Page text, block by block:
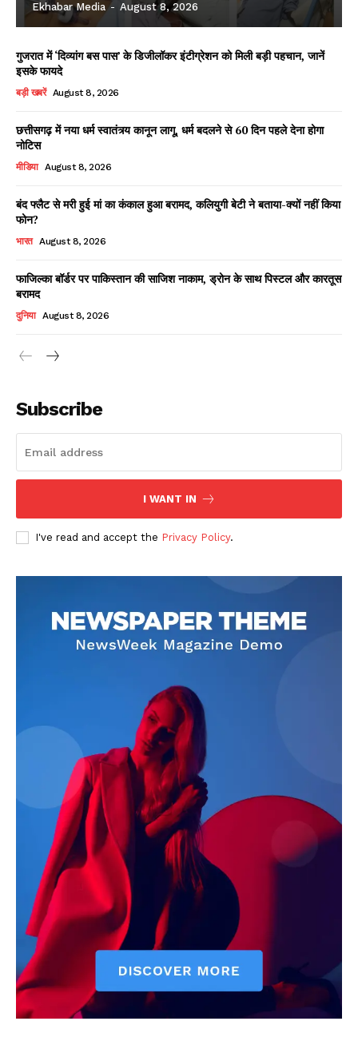
Contact us
Subscription Plans
My account
Ekhabar Media - August 8, 2026
गुजरात में ‘दिव्यांग बस पास’ के डिजीलॉकर इंटीग्रेशन को मिली बड़ी पहचान, जानें
इसके फायदे
बड़ी खबरें August 8, 2026
छत्तीसगढ़ में नया धर्म स्वातंत्र्य कानून लागू, धर्म बदलने से 60 दिन पहले देना होगा
नोटिस
मीडिया August 8, 2026
बंद फ्लैट से मरी हुई मां का कंकाल हुआ बरामद, कलियुगी बेटी ने बताया-क्यों नहीं किया
फोन?
भारत August 8, 2026
फाजिल्का बॉर्डर पर पाकिस्तान की साजिश नाकाम, ड्रोन के साथ पिस्टल और कारतूस
बरामद
दुनिया August 8, 2026
Subscribe
I WANT IN
I've read and accept the Privacy Policy.